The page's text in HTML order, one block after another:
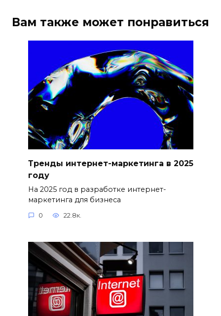
Вам также может понравиться
Тренды интернет-маркетинга в 2025
году
На 2025 год в разработке интернет-
маркетинга для бизнеса
0 22.8к.